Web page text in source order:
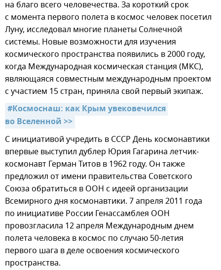
на благо всего человечества. За короткий срок
с момента первого полета в космос человек посетил
Луну, исследовал многие планеты Солнечной
системы. Новые возможности для изучения
космического пространства появились в 2000 году,
когда Международная космическая станция (МКС),
являющаяся совместным международным проектом
с участием 15 стран, приняла свой первый экипаж.
#Космоснаш: как Крым увековечился
во Вселенной >>
С инициативой учредить в СССР День космонавтики
впервые выступил дублер Юрия Гагарина летчик-
космонавт Герман Титов в 1962 году. Он также
предложил от имени правительства Советского
Союза обратиться в ООН с идеей организации
Всемирного дня космонавтики. 7 апреля 2011 года
по инициативе России Генассамблея ООН
провозгласила 12 апреля Международным днем
полета человека в космос по случаю 50-летия
первого шага в деле освоения космического
пространства.